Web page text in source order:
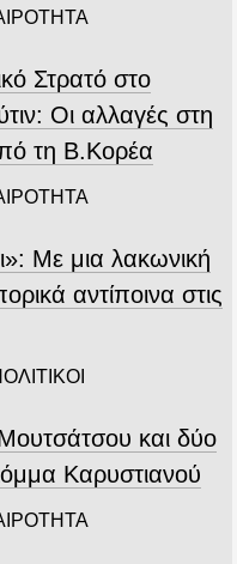
Στρατό στο
Οι αλλαγές στη
τη Β.Κορέα
Με μια λακωνική
αντίποινα στις
και δύο
Καρυστιανού